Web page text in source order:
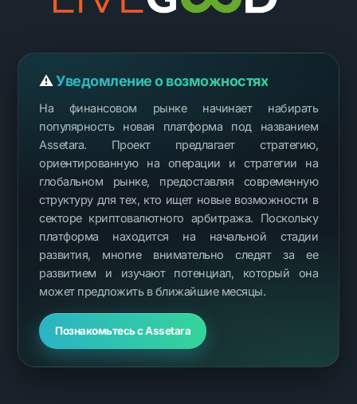
⚠️Уведомление о возможностях
На финансовом рынке начинает набирать
популярность новая платформа под названием
Assetara. Проект предлагает стратегию,
ориентированную на операции и стратегии на
глобальном рынке, предоставляя современную
структуру для тех, кто ищет новые возможности в
секторе криптовалютного арбитража. Поскольку
платформа находится на начальной стадии
развития, многие внимательно следят за ее
развитием и изучают потенциал, который она
может предложить в ближайшие месяцы.
Познакомьтесь с Assetara